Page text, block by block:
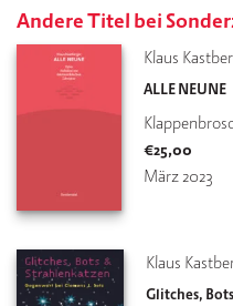
Andere Titel bei
Klaus
ALLE NEUNE
€25,00
März 2023
Klaus
Glitches,